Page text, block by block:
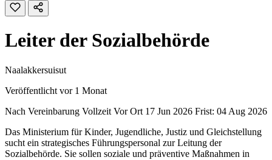
Leiter der Sozialbehörde
Naalakkersuisut
Veröffentlicht vor 1 Monat
Nach Vereinbarung Vollzeit Vor Ort 17 Jun 2026 Frist: 04 Aug 2026
Das Ministerium für Kinder, Jugendliche, Justiz und Gleichstellung
sucht ein strategisches Führungspersonal zur Leitung der
Sozialbehörde. Sie sollen soziale und präventive Maßnahmen in